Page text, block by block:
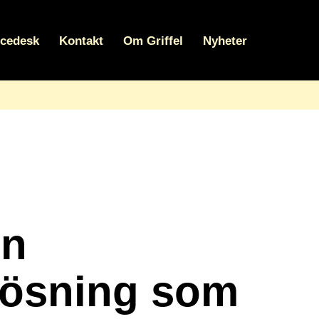
Kontakt Om Griffel Nyheter
som